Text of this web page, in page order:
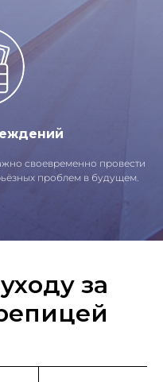
своевременно провести
проблем в будущем.
за